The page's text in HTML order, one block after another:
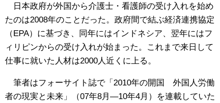
日本政府が外国から介護士・看護師の受け入れを始め
たのは2008年のことだった。政府間で結ぶ経済連携協定
（EPA）に基づき、同年にはインドネシア、翌年にはフ
ィリピンからの受け入れが始まった。これまで来日して
仕事に就いた人材は2000人近くに上る。
筆者はフォーサイト誌で「2010年の開国 外国人労働
者の現実と未来」（07年8月―10年4月）を連載していた